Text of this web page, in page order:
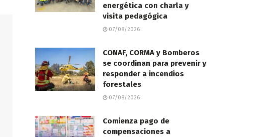
energética con charla y
visita pedagógica
07/08/2026
CONAF, CORMA y Bomberos
se coordinan para prevenir y
responder a incendios
forestales
07/08/2026
Comienza pago de
compensaciones a